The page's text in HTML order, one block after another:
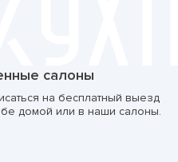
салоны
на бесплатный выезд
домой или в наши салоны.